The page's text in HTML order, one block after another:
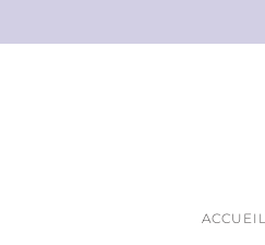
ACCUEIL